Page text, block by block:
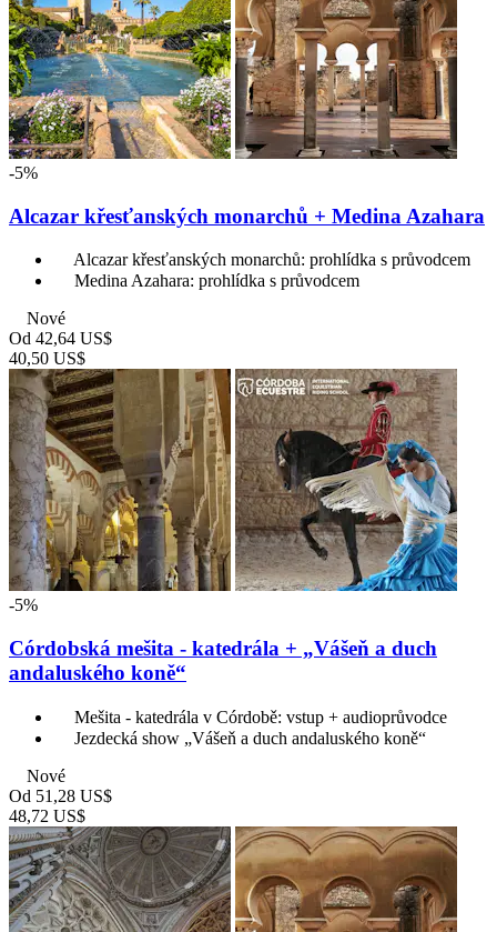
-5%
Alcazar křesťanských monarchů + Medina Azahara
Alcazar křesťanských monarchů: prohlídka s průvodcem
Medina Azahara: prohlídka s průvodcem
Nové
Od 42,64 US$
40,50 US$
-5%
Córdobská mešita - katedrála + „Vášeň a duch
andaluského koně“
Mešita - katedrála v Córdobě: vstup + audioprůvodce
Jezdecká show „Vášeň a duch andaluského koně“
Nové
Od 51,28 US$
48,72 US$